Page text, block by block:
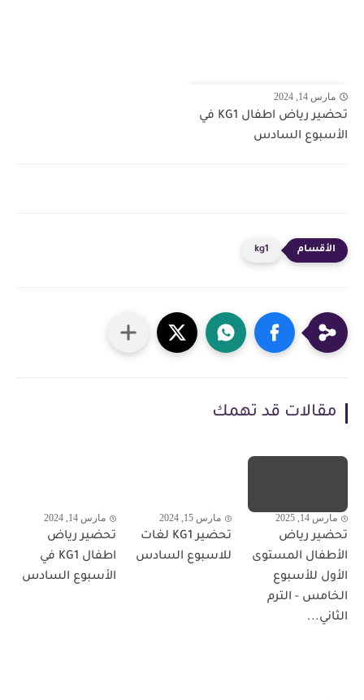
مارس 14, 2024
تحضير رياض اطفال KG1 في
الأسبوع السادس
kg1
مقالات قد تهمك
مارس 14, 2025
تحضير رياض
الأطفال المستوى
الأول للأسبوع
الخامس - الترم
الثاني...
مارس 15, 2024
تحضير KG1 لغات
للاسبوع السادس
مارس 14, 2024
تحضير رياض
اطفال KG1 في
الأسبوع السادس